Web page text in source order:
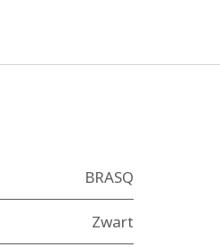
BRASQ
Zwart